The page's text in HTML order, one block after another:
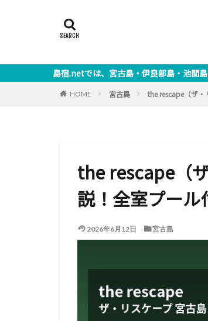
、宮古島・伊良部島・池間島・来間島・奄美諸島
HOME 宮古島 the rescape（ザ
the rescape（
説！全室プール
2026年6月12日 宮古島